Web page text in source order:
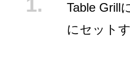
Table Grill
にセット